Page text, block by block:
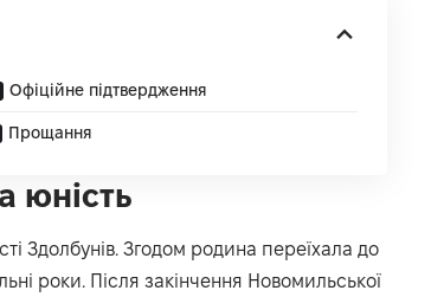
Офіційне підтвердження
Прощання
юність
Здолбунів. Згодом родина переїхала до
роки. Після закінчення Новомильської